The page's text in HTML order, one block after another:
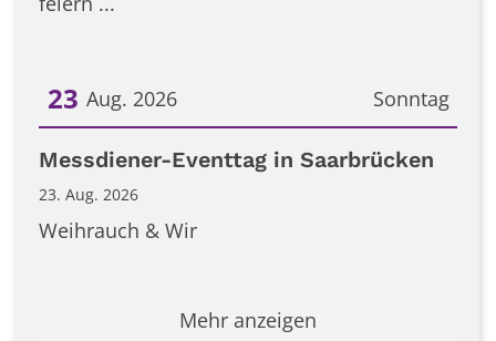
Sonntag
23 Aug. 2026
Datum: 23. August 2026
Messdiener-Eventtag in Saarbrücken
23. Aug. 2026
Weihrauch & Wir
Mehr anzeigen